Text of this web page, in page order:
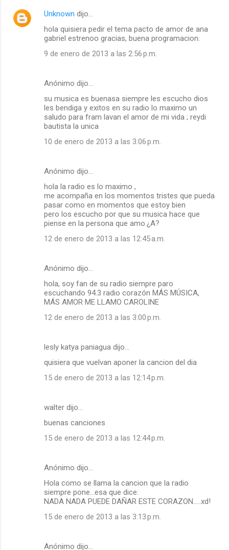
Unknown dijo…
hola quisiera pedir el tema pacto de amor de ana
gabriel estrenoo gracias, buena programacion.
9 de enero de 2013 a las 2:56 p.m.
Anónimo dijo…
su musica es buenasa siempre les escucho dios
les bendiga y exitos en su radio lo maximo un
saludo para fram lavan el amor de mi vida ; reydi
bautista la unica
10 de enero de 2013 a las 3:06 p.m.
Anónimo dijo…
hola la radio es lo maximo ,
me acompaña en los momentos tristes que pueda
pasar como en momentos que estoy bien
pero los escucho por que su musica hace que
piense en la persona que amo.¿A?
12 de enero de 2013 a las 12:45 a.m.
Anónimo dijo…
hola, soy fan de su radio siempre paro
escuchando 94.3 radio corazón MÁS MÚSICA,
MÁS AMOR ME LLAMO CAROLINE
12 de enero de 2013 a las 3:00 p.m.
lesly katya paniagua dijo…
quisiera que vuelvan aponer la cancion del dia
15 de enero de 2013 a las 12:14 p.m.
walter dijo…
buenas canciones
15 de enero de 2013 a las 12:44 p.m.
Anónimo dijo…
Hola como se llama la cancion que la radio
siempre pone...esa que dice:
NADA NADA PUEDE DAÑAR ESTE CORAZON.....xd!
15 de enero de 2013 a las 3:13 p.m.
Anónimo dijo…